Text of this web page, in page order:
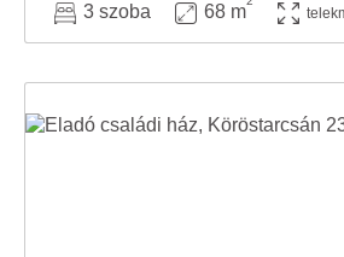
3 szoba 68 m